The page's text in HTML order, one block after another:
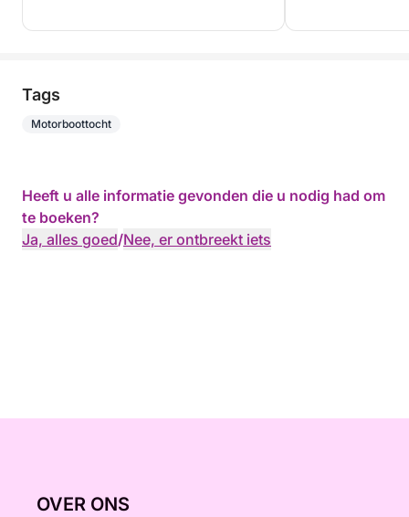
Tags
Motorboottocht
Heeft u alle informatie gevonden die u nodig had om
te boeken?
Ja, alles goed/Nee, er ontbreekt iets
OVER ONS